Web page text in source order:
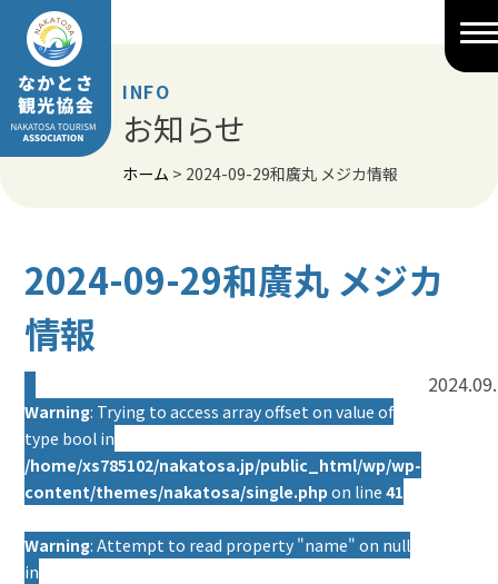
Skip
content
INFO
お知らせ
ホーム > 2024-09-29和廣丸 メジカ情報
2024-09-29和廣丸 メジカ
情報
Warning: Trying to access array offset on value of
type bool in
/home/xs785102/nakatosa.jp/public_html/wp/wp-
content/themes/nakatosa/single.php on line41
Warning: Attempt to read property "name" on null
in